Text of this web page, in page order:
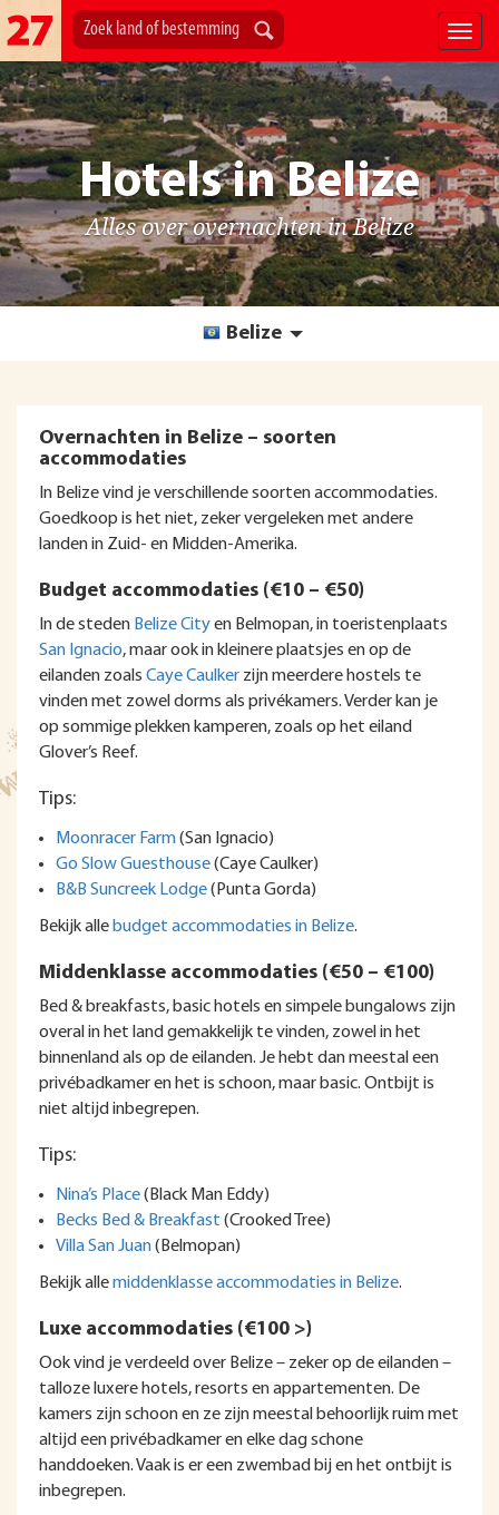
Hotels in Belize
Alles over overnachten in Belize
Belize
Overnachten in Belize – soorten
accommodaties
In Belize vind je verschillende soorten accommodaties.
Goedkoop is het niet, zeker vergeleken met andere
landen in Zuid- en Midden-Amerika.
Budget accommodaties (€10 – €50)
In de steden Belize Cityen Belmopan, in toeristenplaats
San Ignacio, maar ook in kleinere plaatsjes en op de
eilanden zoals Caye Caulker zijn meerdere hostels te
vinden met zowel dorms als privékamers. Verder kan je
op sommige plekken kamperen, zoals op het eiland
Glover’s Reef.
Tips:
Moonracer Farm(San Ignacio)
Go Slow Guesthouse(Caye Caulker)
B&B Suncreek Lodge(Punta Gorda)
Bekijk alle budget accommodaties in Belize.
Middenklasse accommodaties (€50 – €100)
Bed & breakfasts, basic hotels en simpele bungalows zijn
overal in het land gemakkelijk te vinden, zowel in het
binnenland als op de eilanden. Je hebt dan meestal een
privébadkamer en het is schoon, maar basic. Ontbijt is
niet altijd inbegrepen.
Tips:
Nina’s Place(Black Man Eddy)
Becks Bed & Breakfast (Crooked Tree)
Villa San Juan(Belmopan)
Bekijk allemiddenklasse accommodaties in Belize.
Luxe accommodaties (€100 >)
Ook vind je verdeeld over Belize – zeker op de eilanden –
talloze luxere hotels, resorts en appartementen. De
kamers zijn schoon en ze zijn meestal behoorlijk ruim met
altijd een privébadkamer en elke dag schone
handdoeken. Vaak is er een zwembad bij en het ontbijt is
inbegrepen.